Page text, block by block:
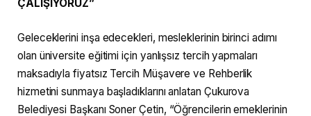
ÇALIŞIYORUZ”
Geleceklerini inşa edecekleri, mesleklerinin birinci adımı
olan üniversite eğitimi için yanlışsız tercih yapmaları
maksadıyla fiyatsız Tercih Müşavere ve Rehberlik
hizmetini sunmaya başladıklarını anlatan Çukurova
Belediyesi Başkanı Soner Çetin, “Öğrencilerin emeklerinin